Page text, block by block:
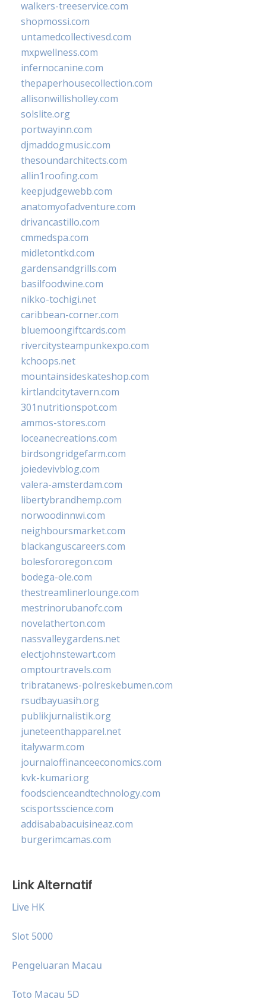
walkers-treeservice.com
shopmossi.com
untamedcollectivesd.com
mxpwellness.com
infernocanine.com
thepaperhousecollection.com
allisonwillisholley.com
solslite.org
portwayinn.com
djmaddogmusic.com
thesoundarchitects.com
allin1roofing.com
keepjudgewebb.com
anatomyofadventure.com
drivancastillo.com
cmmedspa.com
midletontkd.com
gardensandgrills.com
basilfoodwine.com
nikko-tochigi.net
caribbean-corner.com
bluemoongiftcards.com
rivercitysteampunkexpo.com
kchoops.net
mountainsideskateshop.com
kirtlandcitytavern.com
301nutritionspot.com
ammos-stores.com
loceanecreations.com
birdsongridgefarm.com
joiedevivblog.com
valera-amsterdam.com
libertybrandhemp.com
norwoodinnwi.com
neighboursmarket.com
blackanguscareers.com
bolesfororegon.com
bodega-ole.com
thestreamlinerlounge.com
mestrinorubanofc.com
novelatherton.com
nassvalleygardens.net
electjohnstewart.com
omptourtravels.com
tribratanews-polreskebumen.com
rsudbayuasih.org
publikjurnalistik.org
juneteenthapparel.net
italywarm.com
journaloffinanceeconomics.com
kvk-kumari.org
foodscienceandtechnology.com
scisportsscience.com
addisababacuisineaz.com
burgerimcamas.com
Link Alternatif
Live HK
Slot 5000
Pengeluaran Macau
Toto Macau 5D